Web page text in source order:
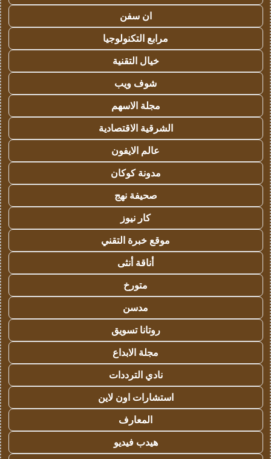
ان سفن
مرابع التكنولوجيا
خيال التقنية
شوف ويب
مجلة الاسهم
الشرقية الاقتصادية
عالم الايفون
مدونة كوكان
صحيفة نهج
كار نيوز
موقع خبرة التقني
أناقة أنثى
متورخ
مدسن
روتانا تسويق
مجلة الابداع
نادي الترددات
استشارات اون لاين
المعارف
هيدب فيديو